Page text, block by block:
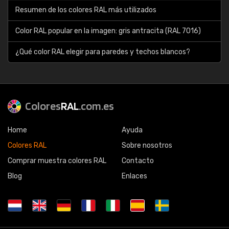
Resumen de los colores RAL más utilizados
Color RAL popular en la imagen: gris antracita (RAL 7016)
¿Qué color RAL elegir para paredes y techos blancos?
ColoresRAL.com.es
Home
Colores RAL
Comprar muestra colores RAL
Blog
Ayuda
Sobre nosotros
Contacto
Enlaces